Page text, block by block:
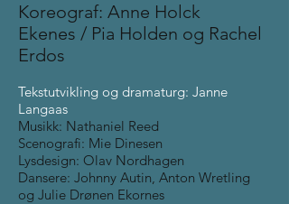
Koreograf: Anne Holck
Ekenes / Pia Holden og Rachel
Erdos
Tekstutvikling og dramaturg: Janne
Langaas
Musikk: Nathaniel Reed
Scenografi: Mie Dinesen
Lysdesign: Olav Nordhagen
Dansere: Johnny Autin, Anton Wretling
og Julie Drønen Ekornes